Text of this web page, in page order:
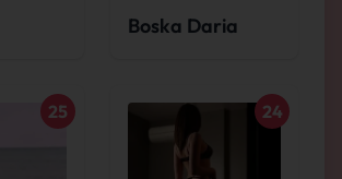
Boska Daria
25 24